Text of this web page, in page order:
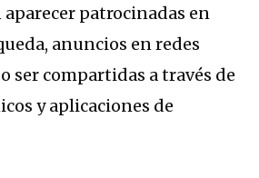
patrocinadas en
anuncios en redes
ser compartidas a través de
y aplicaciones de